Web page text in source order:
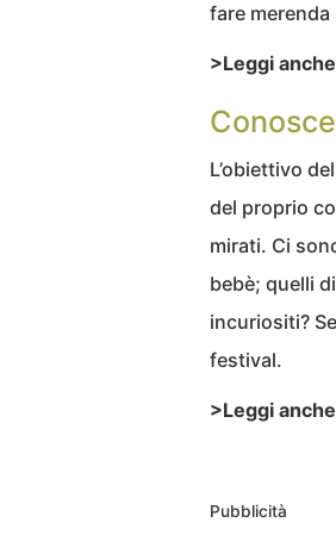
fare
>Leggi
L’obiettivo
del proprio
mirati. Ci
bebè; quelli
incuriositi?
festival.
>Leggi
Pubblicità